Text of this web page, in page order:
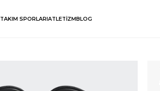
TAKIM SPORLARIATLETİZMBLOG